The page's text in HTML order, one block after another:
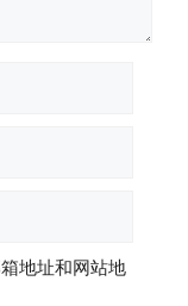
地址和网站地